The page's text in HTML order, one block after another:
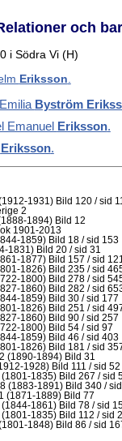
och
i Södra Vi (H)
Eriksson.
Byström
Emanuel Eriksson.
Eriksson.
1931) Bild 120 / sid
2
1894) Bild 12
1901-2013
1859) Bild 18 / sid 153
1831) Bild 20 / sid 31
1877) Bild 157 / sid 121
1826) Bild 235 / sid
1800) Bild 278 / sid
1860) Bild 282 / sid
1859) Bild 30 / sid 177
1826) Bild 251 / sid
1860) Bild 90 / sid 257
1800) Bild 54 / sid 97
1859) Bild 46 / sid 403
1826) Bild 181 / sid
(1890-1894) Bild 31
1928) Bild 111 / sid 52
(1801-1835) Bild 267 / sid
(1883-1891) Bild 340 / sid
(1871-1889) Bild 77
1861) Bild 78 / sid
1835) Bild 112 / sid
1848) Bild 86 / sid